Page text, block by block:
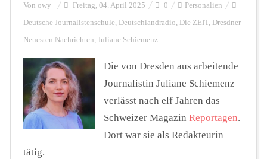
Personalien
FUNKTURM-Beiträge
Podcast
Von owy Freitag, 04. April 2025 0 Personalien
Deutsche Journalistenschule, Deutschlandradio, Die ZEIT, Dresdner
Neuesten Nachrichten, Juliane Schiemenz
Die von Dresden aus arbeitende
Journalistin Juliane Schiemenz
verlässt nach elf Jahren das
Schweizer Magazin Reportagen.
Dort war sie als Redakteurin
tätig.